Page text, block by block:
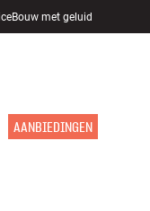
Bouw met geluid
AANBIEDINGEN